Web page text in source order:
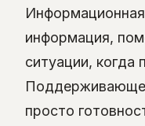
информация,
ситуации, когда
просто